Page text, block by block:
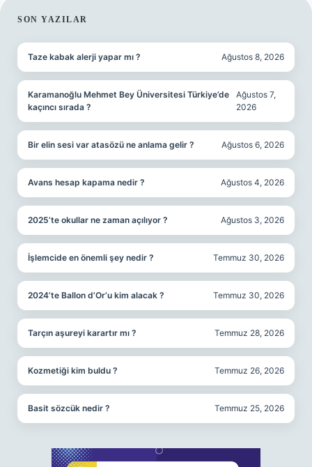
SIDEBAR
SON YAZILAR
Taze kabak alerji yapar mı ? Ağustos 8, 2026
Karamanoğlu Mehmet Bey Üniversitesi Türkiye’de
kaçıncı sırada ?
Ağustos 7,
2026
Bir elin sesi var atasözü ne anlama gelir ? Ağustos 6, 2026
Avans hesap kapama nedir ? Ağustos 4, 2026
2025’te okullar ne zaman açılıyor ? Ağustos 3, 2026
İşlemcide en önemli şey nedir ? Temmuz 30, 2026
2024’te Ballon d’Or’u kim alacak ? Temmuz 30, 2026
Tarçın aşureyi karartır mı ? Temmuz 28, 2026
Kozmetiği kim buldu ? Temmuz 26, 2026
Basit sözcük nedir ? Temmuz 25, 2026